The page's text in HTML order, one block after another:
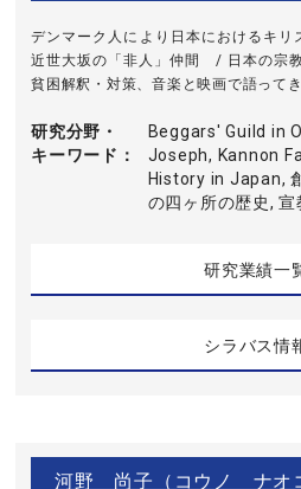
デンマーク人により日本におけるキリ
近世大坂の「非人」仲間 / 日本の宗
貧困解釈・対策、音楽と映画で語って
研究分野・
キーワード
Beggars' Guild in
Joseph, Kannon
History in Japan,
の四ヶ所の歴史,
研究業績一
シラバス情
河野 尚子（コウノ ナオ